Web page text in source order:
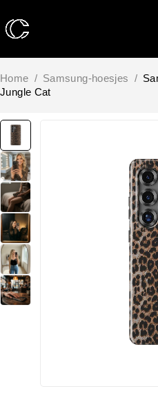
Home / Samsung-hoesjes /
Jungle Cat